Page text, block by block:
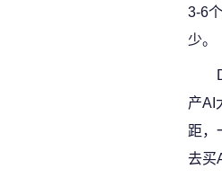
3-6
少。
产AI
距，
去买